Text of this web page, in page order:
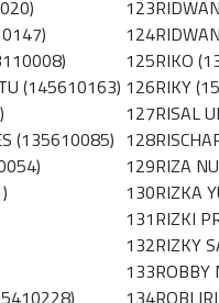
123
124
125RIKO
(145610163) 126RIKY
127RISAL
(135610085) 128
129RIZA
130RIZKA
131RIZKI
132RIZKY
133
134ROBI